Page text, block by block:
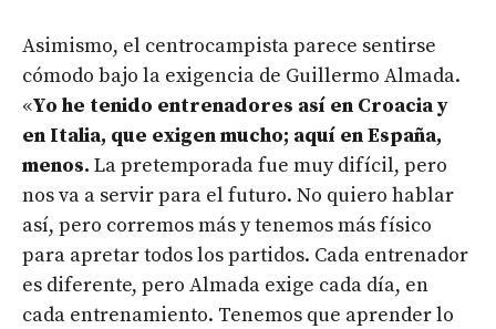
Asimismo, el centrocampista parece sentirse
cómodo bajo la exigencia de Guillermo Almada.
«Yo he tenido entrenadores así en Croacia y
en Italia, que exigen mucho; aquí en España,
menos. La pretemporada fue muy difícil, pero
nos va a servir para el futuro. No quiero hablar
así, pero corremos más y tenemos más físico
para apretar todos los partidos. Cada entrenador
es diferente, pero Almada exige cada día, en
cada entrenamiento. Tenemos que aprender lo